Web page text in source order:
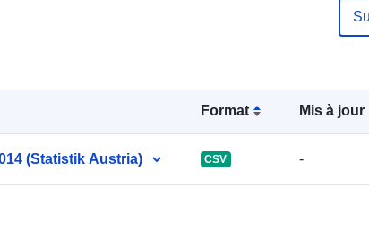
Format Mis à jour
(Statistik Austria) CSV -